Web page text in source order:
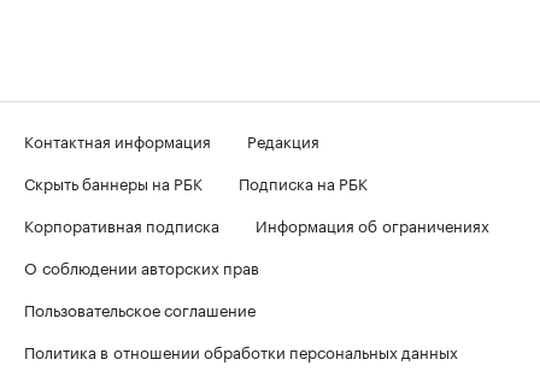
Контактная информация
Редакция
Скрыть баннеры на РБК
Подписка на РБК
Корпоративная подписка
Информация об ограничениях
О соблюдении авторских прав
Пользовательское соглашение
Политика в отношении обработки персональных данных